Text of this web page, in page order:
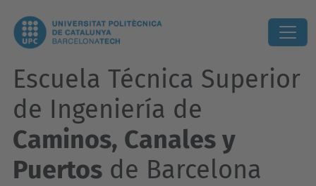
Escuela Técnica Superior
de Ingeniería de
Caminos, Canales y
Puertos de Barcelona